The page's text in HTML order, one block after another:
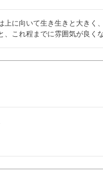
に向いて生き生きと大き
これ程までに雰囲気が良く